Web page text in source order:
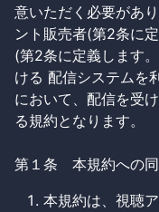
意いただく必要があ
ント販売者(第2条に
(第2条に定義します
ける 配信システムを
において、配信を受
る規約となります。
第１条 本規約への
本規約は、視聴